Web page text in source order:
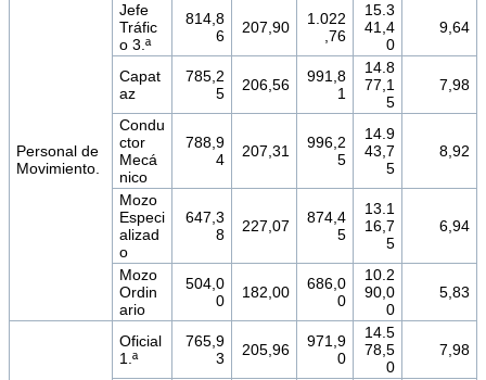
Personal de
Movimiento.
Jefe
Tráfic
o 3.ª
814,8
6
207,90
1.022
,76
15.3
41,4
0
9,64
Capat
az
785,2
5
206,56
991,8
1
14.8
77,1
5
7,98
Condu
ctor
Mecá
nico
788,9
4
207,31
996,2
5
14.9
43,7
5
8,92
Mozo
Especi
alizad
o
647,3
8
227,07
874,4
5
13.1
16,7
5
6,94
Mozo
Ordin
ario
504,0
0
182,00
686,0
0
10.2
90,0
0
5,83
Oficial
1.ª
765,9
3
205,96
971,9
0
14.5
78,5
0
7,98